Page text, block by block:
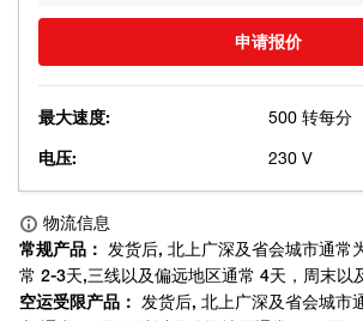
申请报价
最大速度:
500 转每分
电压:
230 V